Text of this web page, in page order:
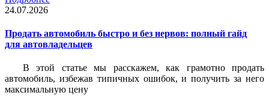
24.07.2026
Продать автомобиль быстро и без нервов: полный гайд
для автовладельцев
В этой статье мы расскажем, как грамотно продать
автомобиль, избежав типичных ошибок, и получить за него
максимальную цену